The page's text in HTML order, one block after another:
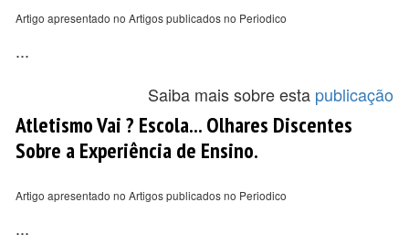
Artigo apresentado no Artigos publicados no Periodico
...
Saiba mais sobre esta publicação
Atletismo Vai ? Escola... Olhares Discentes
Sobre a Experiência de Ensino.
Artigo apresentado no Artigos publicados no Periodico
...